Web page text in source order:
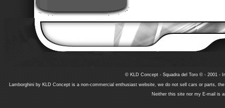
© KLD Concept - Squadra del Toro © - 2001 -
Lamborghini by KLD Concept is a non-commercial enthusiast website, we do not sell cars or parts,
Neither this site nor my E-mail is